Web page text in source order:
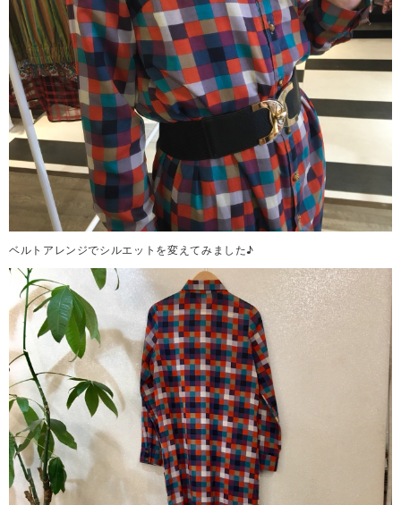
ベルトアレンジでシルエットを変えてみました♪